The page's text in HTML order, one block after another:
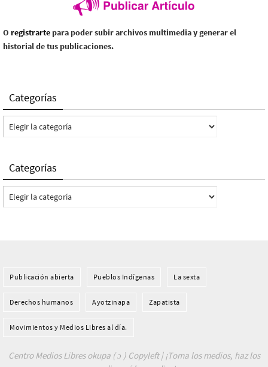
O registrarte para poder subir archivos multimedia y generar el
historial de tus publicaciones.
Categorías
Categorías
Categorías
Categorías
Publicación abierta Pueblos Indí­genas La sexta
Derechos humanos Ayotzinapa Zapatista
Movimientos y Medios Libres al día.
Centro Medios Libres okupa ( ɔ ) Copyleft | ¡Toma los medios, haz los